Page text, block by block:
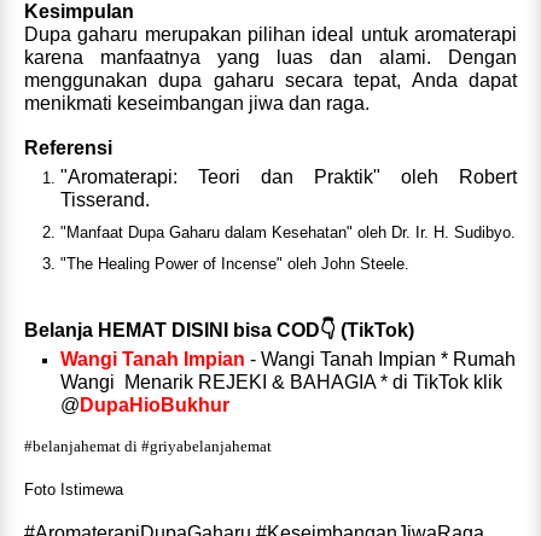
Kesimpulan
Dupa gaharu merupakan pilihan ideal untuk aromaterapi
karena manfaatnya yang luas dan alami. Dengan
menggunakan dupa gaharu secara tepat, Anda dapat
menikmati keseimbangan jiwa dan raga.
Referensi
"Aromaterapi: Teori dan Praktik" oleh Robert
Tisserand.
"Manfaat Dupa Gaharu dalam Kesehatan" oleh Dr. Ir. H. Sudibyo.
"The Healing Power of Incense" oleh John Steele.
Belanja HEMAT DISINI bisa COD👇 (TikTok)
Wangi Tanah Impian - Wangi Tanah Impian * Rumah
Wangi Menarik REJEKI & BAHAGIA * di TikTok klik
@ DupaHioBukhur
#belanjahemat di #griyabelanjahemat
Foto Istimewa